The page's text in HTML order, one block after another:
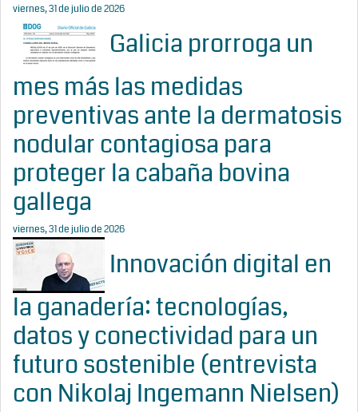
viernes, 31 de julio de 2026
Galicia prorroga un
mes más las medidas
preventivas ante la dermatosis
nodular contagiosa para
proteger la cabaña bovina
gallega
viernes, 31 de julio de 2026
Innovación digital en
la ganadería: tecnologías,
datos y conectividad para un
futuro sostenible (entrevista
con Nikolaj Ingemann Nielsen)